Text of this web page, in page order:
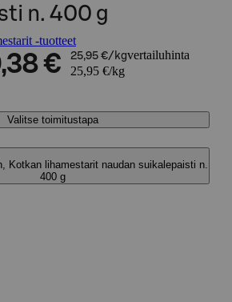
n. 400 g
-tuotteet
€ 25,95 €/kgvertailuhinta
25,95 €/kg
Valitse toimitustapa
Kotkan lihamestarit naudan suikalepaisti n.
400 g